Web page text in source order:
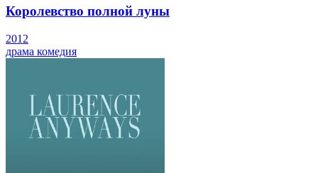
Королевство полной луны
2012
драма комедия